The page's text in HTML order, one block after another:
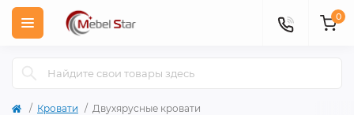
0
Кровати Двухярусные кровати